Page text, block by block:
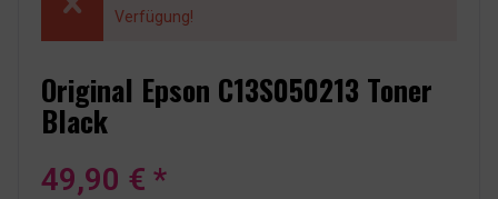
Verfügung!
Original Epson C13S050213 Toner
Black
49,90 € *